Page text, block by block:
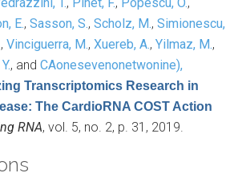
E., Sasson, S., Scholz, M., Simionescu,
, Vinciguerra, M., Xuereb, A., Yilmaz, M.,
, and CAonesevenonetwonine),
Transcriptomics Research in
The CardioRNA COST Action
RNA, vol. 5, no. 2, p. 31, 2019.